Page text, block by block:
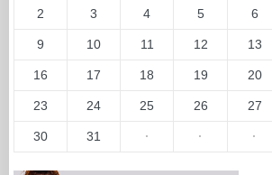
2 3 4 5 6
9 10 11 12 13
16 17 18 19 20
23 24 25 26 27
30 31 · · ·